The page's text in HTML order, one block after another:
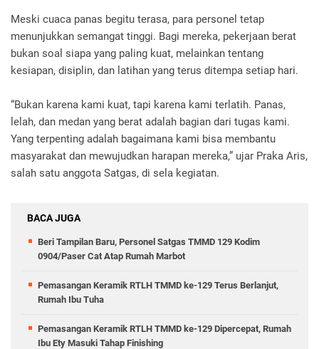
Meski cuaca panas begitu terasa, para personel tetap
menunjukkan semangat tinggi. Bagi mereka, pekerjaan berat
bukan soal siapa yang paling kuat, melainkan tentang
kesiapan, disiplin, dan latihan yang terus ditempa setiap hari.
“Bukan karena kami kuat, tapi karena kami terlatih. Panas,
lelah, dan medan yang berat adalah bagian dari tugas kami.
Yang terpenting adalah bagaimana kami bisa membantu
masyarakat dan mewujudkan harapan mereka,” ujar Praka Aris,
salah satu anggota Satgas, di sela kegiatan.
BACA JUGA
Beri Tampilan Baru, Personel Satgas TMMD 129 Kodim
0904/Paser Cat Atap Rumah Marbot
Pemasangan Keramik RTLH TMMD ke-129 Terus Berlanjut,
Rumah Ibu Tuha
Pemasangan Keramik RTLH TMMD ke-129 Dipercepat, Rumah
Ibu Ety Masuki Tahap Finishing